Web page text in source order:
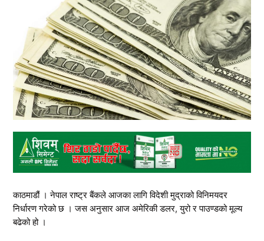
काठमाडौं । नेपाल राष्ट्र बैंकले आजका लागि विदेशी मुद्राको विनिमयदर
निर्धारण गरेको छ । जस अनुसार आज अमेरिकी डलर, युरो र पाउण्डको मूल्य
बढेको हो ।